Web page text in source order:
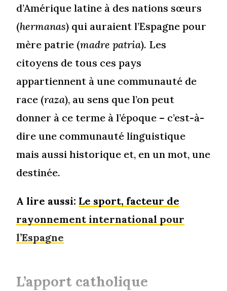
d’Amérique latine à des nations sœurs
(hermanas) qui auraient l’Espagne pour
mère patrie (madre patria). Les
citoyens de tous ces pays
appartiennent à une communauté de
race (raza), au sens que l’on peut
donner à ce terme à l’époque – c’est-à-
dire une communauté linguistique
mais aussi historique et, en un mot, une
destinée.
A lire aussi: Le sport, facteur de
rayonnement international pour
l’Espagne
L’apport catholique